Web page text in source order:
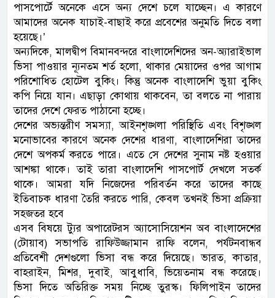
পাসপোর্টে অনেকে এসে অন্য দেশে চলে যাচ্ছেন। এ কারণে
আমাদের অনেক যাচাই-বাছাই করে প্রবেশের অনুমতি দিতে বলা
হয়েছে।’
অন্যদিকে, মালদ্বীপ বিমানবন্দরে বাংলাদেশিদের অন-অ্যারাইভাল
ভিসা পাওয়ার ন্যূনতম শর্ত হলো, থাকার মেয়াদের ওপর আগাম
পরিশোধিত হোটেল বুকিং। কিন্তু অনেক বাংলাদেশি ভুয়া বুকিং
কপি নিয়ে যান। এছাড়া কোথায় থাকবেন, তা বলতে না পারায়
তাদের দেশে ফেরত পাঠানো হচ্ছে।
দেশের অভ্যন্তরীণ সমস্যা, আইনশৃঙ্খলা পরিস্থিতি এবং বিশৃঙ্খল
মনোভাবের কারণে অনেক দেশের ধারণা, বাংলাদেশিরা তাদের
দেশে অপকর্ম করতে পারে। এতে সে দেশের সুনাম নষ্ট হওয়ার
আশঙ্কা থাকে। তাই তারা বাংলাদেশি পাসপোর্ট দেখলে সতর্ক
থাকে। আমরা যদি নিজেদের পরিবর্তন করে তাদের কাছে
ইতিবাচক ধারণা তৈরি করতে পারি, কেবল তখনই ভিসা প্রক্রিয়া
সহজতর হবে
এসব বিষয়ে ট্যুর অপারেটরস অ্যাসোসিয়েশন অব বাংলাদেশের
(টোয়াব) সভাপতি রাফিউজ্জামান রাফি বলেন, পর্যটনবান্ধব
প্রতিবেশী দেশগুলো ভিসা বন্ধ করে দিয়েছে। ভারত, কাতার,
বাহরাইন, মিশর, দুবাই, আবুধাবি, ভিয়েতনাম বন্ধ করেছে।
ভিসা দিতে অতিরিক্ত সময় নিচ্ছে তুরস্ক। ফিলিপাইন তাদের